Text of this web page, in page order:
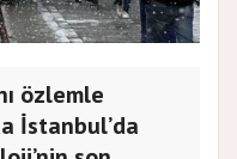
özlemle
İstanbul’da